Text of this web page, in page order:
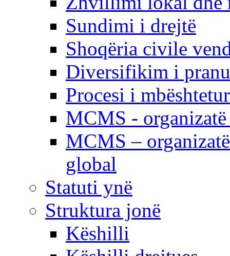
Sundimi i drejtë
Shoqëria civile
Diversifikim i
Procesi i
MCMS -
MCMS –
global
Statuti ynë
Struktura jonë
Këshilli